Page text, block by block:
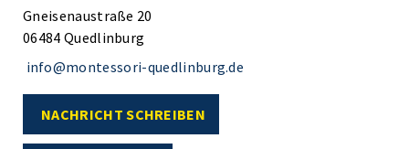
Gneisenaustraße 20
06484 Quedlinburg
info@montessori-quedlinburg.de
NACHRICHT SCHREIBEN